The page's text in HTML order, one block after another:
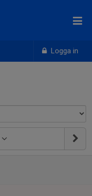
Logga in